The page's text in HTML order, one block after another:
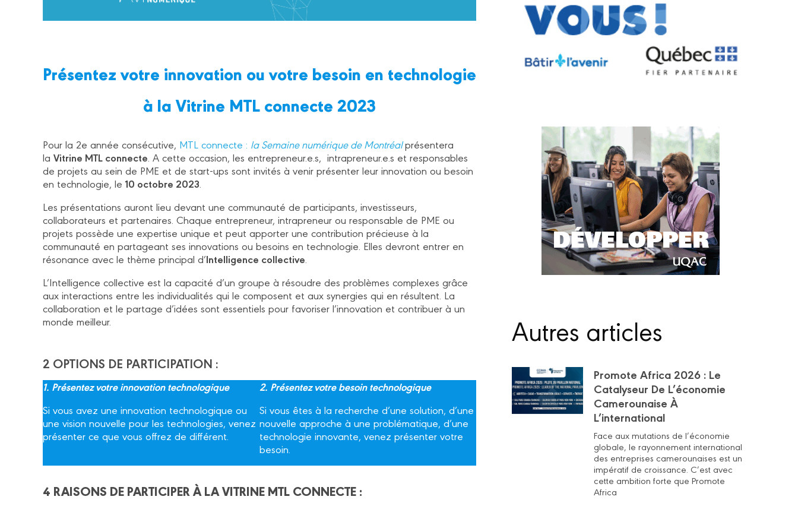
Présentez votre innovation ou votre besoin en technologie
à la Vitrine MTL connecte 2023
Pour la 2e année consécutive, MTL connecte : la Semaine numérique de Montréalprésentera
la Vitrine MTL connecte . A cette occasion, les entrepreneur.e.s, intrapreneur.e.s et responsables
de projets au sein de PME et de start-ups sont invités à venir présenter leur innovation ou besoin
en technologie, le10 octobre 2023
Les présentations auront lieu devant une communauté de participants, investisseurs,
collaborateurs et partenaires. Chaque entrepreneur, intrapreneur ou responsable de PME ou
projets possède une expertise unique et peut apporter une contribution précieuse à la
communauté en partageant ses innovations ou besoins en technologie. Elles devront entrer en
résonance avec le thème principal d’Intelligence collective
L’Intelligence collective est la capacité d’un groupe à résoudre des problèmes complexes grâce
aux interactions entre les individualités qui le composent et aux synergies qui en résultent. La
collaboration et le partage d’idées sont essentiels pour favoriser l’innovation et contribuer à un
monde meilleur.
2 OPTIONS DE PARTICIPATION :
1. Présentez votre innovation technologique
Si vous avez une innovation technologique ou
une vision nouvelle pour les technologies, venez
présenter ce que vous offrez de différent.
2. Présentez votre besoin technologique
Si vous êtes à la recherche d’une solution, d’une
nouvelle approche à une problématique, d’une
technologie innovante, venez présenter votre
besoin.
4 RAISONS DE PARTICIPER À LA VITRINE MTL CONNECTE :
Autres articles
Promote Africa 2026 : Le
Catalyseur De L’économie
Camerounaise À
L’international
Face aux mutations de l’économie
globale, le rayonnement international
des entreprises camerounaises est un
impératif de croissance. C’est avec
cette ambition forte que Promote
Africa